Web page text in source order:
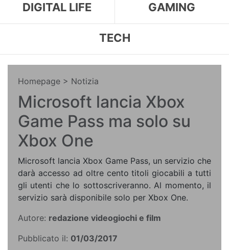
DIGITAL LIFE GAMING
TECH
Homepage > Notizia
Microsoft lancia Xbox
Game Pass ma solo su
Xbox One
Microsoft lancia Xbox Game Pass, un servizio che
darà accesso ad oltre cento titoli giocabili a tutti
gli utenti che lo sottoscriveranno. Al momento, il
servizio sarà disponibile solo per Xbox One.
Autore: redazione videogiochi e film
Pubblicato il: 01/03/2017